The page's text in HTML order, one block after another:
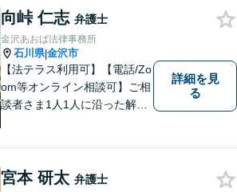
向峠 仁志 弁護士
金沢あおば法律事務所
石川県|金沢市
【法テラス利用可】【電話/Zo
om等オンライン相談可】ご相
談者さま1人1人に沿った解決
軽に相談できる弁護士を目指
詳細を見
る
宮本 研太 弁護士